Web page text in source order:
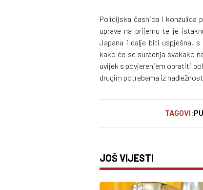
Policijska časnica i konzulica
uprave na prijemu te je
Japana i dalje biti uspješna,
kako će se suradnja svakako
uvijek s povjerenjem obratiti
drugim potrebama iz
TAGOVI:
JOŠ VIJESTI